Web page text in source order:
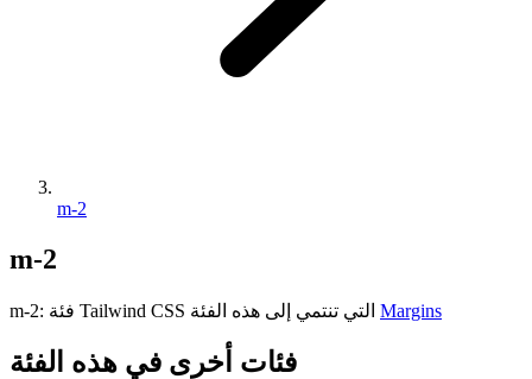
m-2
m-2
m-2: فئة Tailwind CSS التي تنتمي إلى هذه الفئة Margins
فئات أخرى في هذه الفئة